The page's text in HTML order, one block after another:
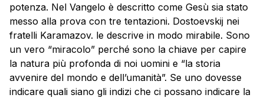
potenza. Nel Vangelo è descritto come Gesù sia stato
messo alla prova con tre tentazioni. Dostoevskij nei
fratelli Karamazov. le descrive in modo mirabile. Sono
un vero “miracolo” perché sono la chiave per capire
la natura più profonda di noi uomini e “la storia
avvenire del mondo e dell’umanità”. Se uno dovesse
indicare quali siano gli indizi che ci possano indicare la